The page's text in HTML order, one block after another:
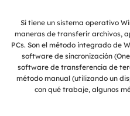
Si tiene un sistema operativo
maneras de transferir archivos,
PCs. Son el método integrado de
software de sincronización
software de transferencia de
método manual (utilizando un
con qué trabaje, algunos